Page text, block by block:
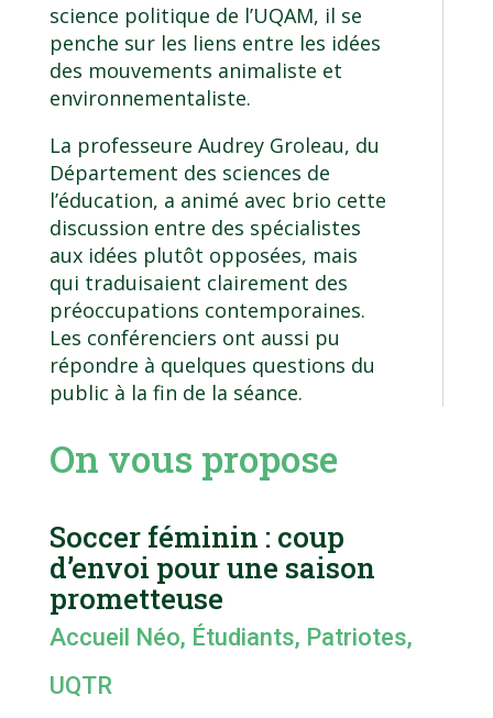
science politique de l’UQAM, il se
penche sur les liens entre les idées
des mouvements animaliste et
environnementaliste.
La professeure Audrey Groleau, du
Département des sciences de
l’éducation, a animé avec brio cette
discussion entre des spécialistes
aux idées plutôt opposées, mais
qui traduisaient clairement des
préoccupations contemporaines.
Les conférenciers ont aussi pu
répondre à quelques questions du
public à la fin de la séance.
On vous propose
Soccer féminin : coup
d’envoi pour une saison
prometteuse
Accueil Néo, Étudiants, Patriotes,
UQTR